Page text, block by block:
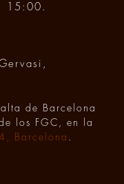
15:00.
de Barcelona
los FGC, en la
Barcelona